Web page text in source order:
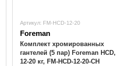
Артикул: FM-HCD-12-20
Foreman
Комплект хромированных
гантелей (5 пар) Foreman HCD,
12-20 кг, FM-HCD-12-20-CH